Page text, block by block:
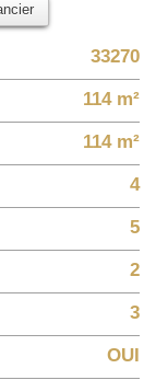
33270
114 m²
114 m²
4
5
2
3
OUI